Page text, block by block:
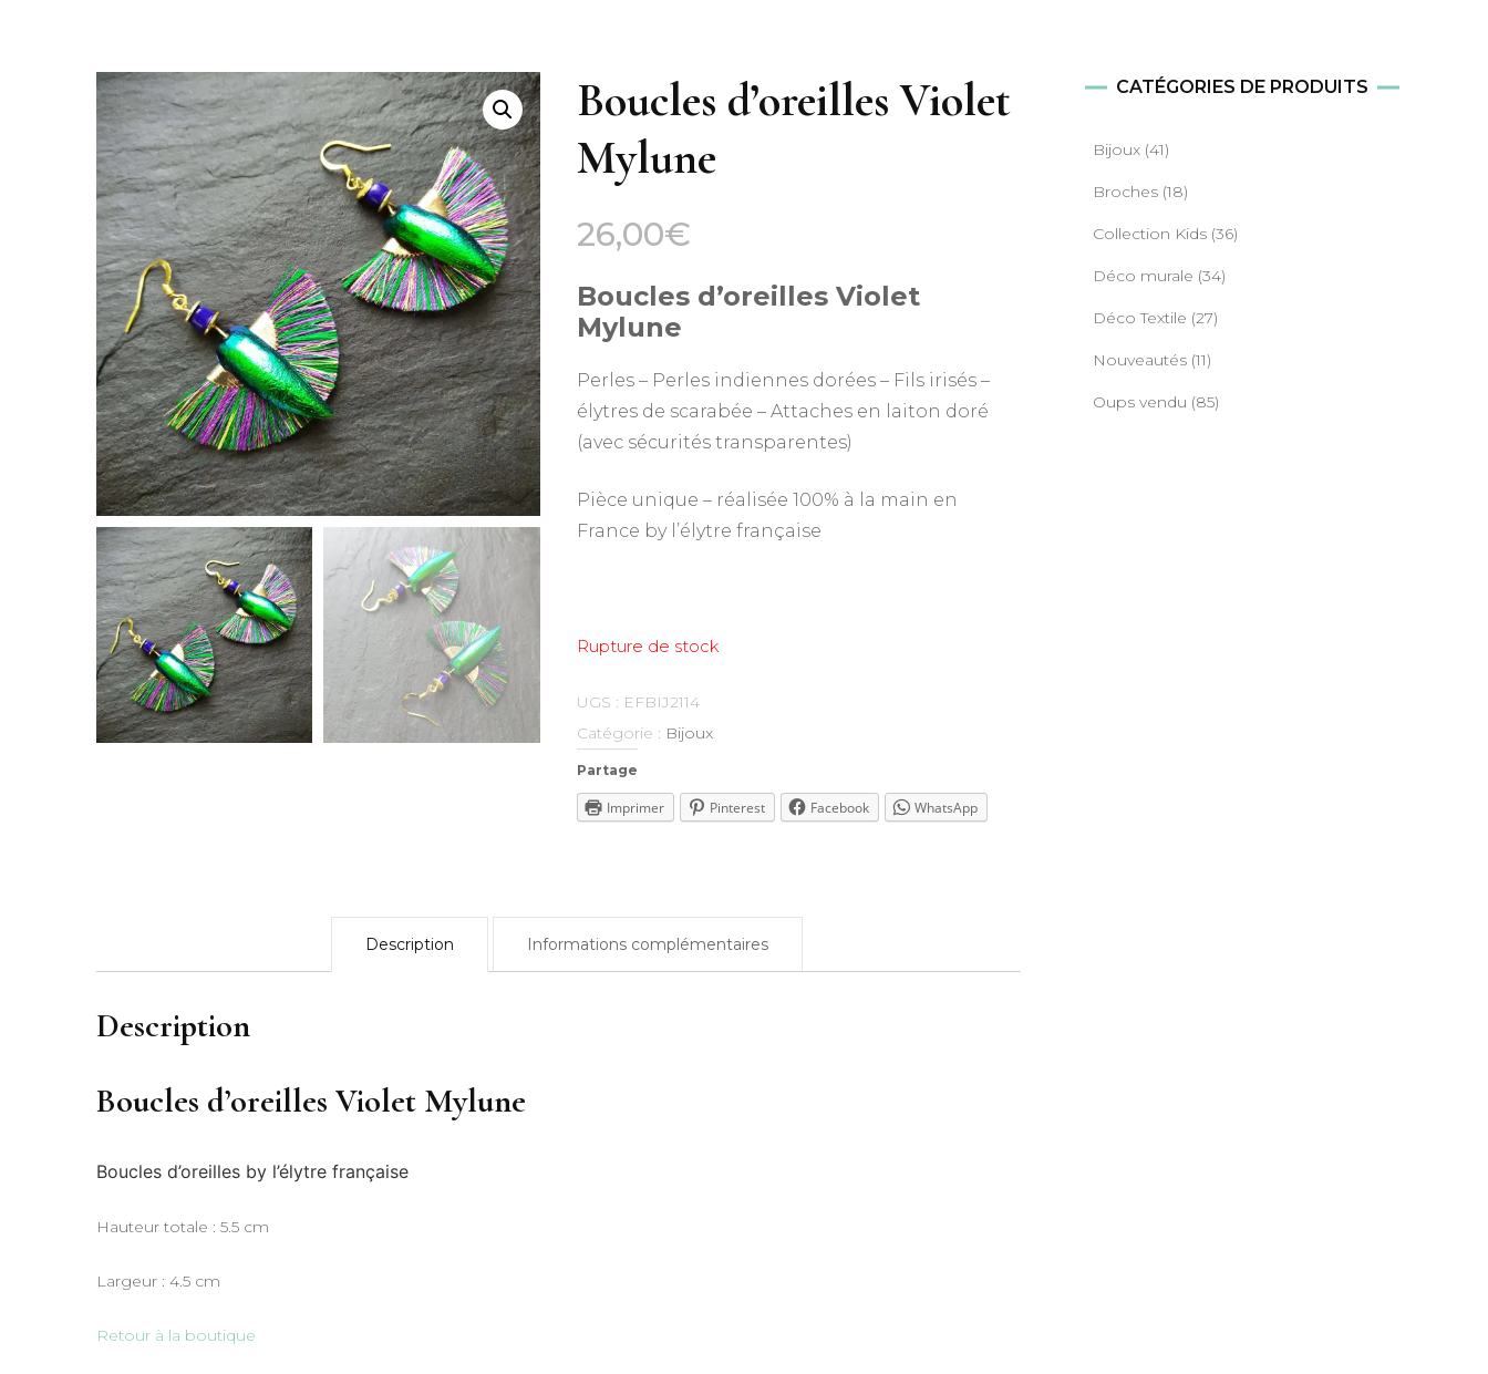
Boucles d’oreilles Violet
Mylune
26,00€
Boucles d’oreilles Violet
Mylune
Perles – Perles indiennes dorées – Fils irisés –
élytres de scarabée – Attaches en laiton doré
(avec sécurités transparentes)
Pièce unique – réalisée 100% à la main en
France by l’élytre française
Rupture de stock
UGS : EFBIJ2114
Catégorie : Bijoux
Partage
Imprimer Pinterest Facebook WhatsApp
Description Informations complémentaires
Description
Boucles d’oreilles Violet Mylune
Boucles d’oreilles by l’élytre française
Hauteur totale : 5.5 cm
Largeur : 4.5 cm
Retour à la boutique
CATÉGORIES DE PRODUITS
Bijoux (41)
Broches (18)
Collection Kids (36)
Déco murale (34)
Déco Textile (27)
Nouveautés (11)
Oups vendu (85)